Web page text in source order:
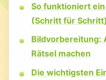
So funktioniert
(Schritt für Schritt)
Bildvorbereitung:
Rätsel machen
Die wichtigsten